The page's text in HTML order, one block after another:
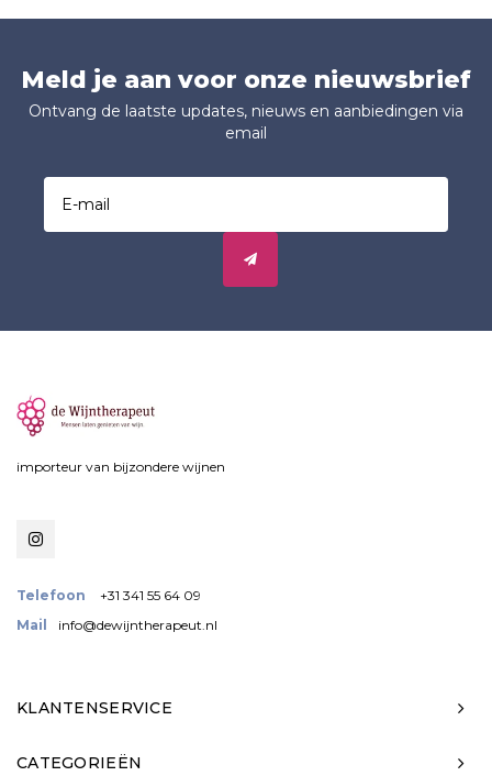
Meld je aan voor onze nieuwsbrief
Ontvang de laatste updates, nieuws en aanbiedingen via
email
importeur van bijzondere wijnen
Telefoon
+31 341 55 64 09
Mail
info@dewijntherapeut.nl
KLANTENSERVICE
CATEGORIEËN